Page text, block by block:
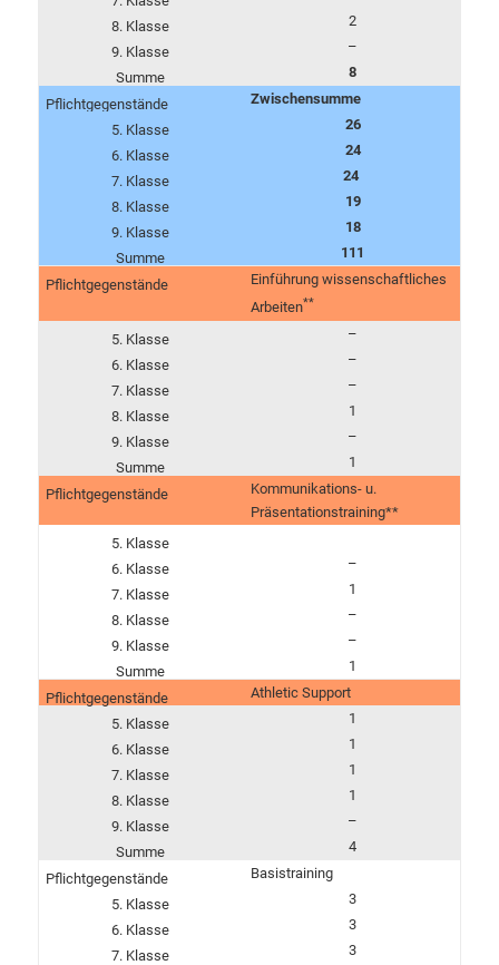
2
–
8
Zwischensumme
26
24
24
19
18
111
Einführung wissenschaftliches
Arbeiten**
–
–
–
1
–
1
Kommunikations- u.
Präsentationstraining**
–
1
–
–
1
Athletic Support
1
1
1
1
–
4
Basistraining
3
3
3